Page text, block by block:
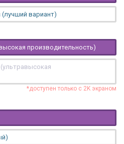
(лучший вариант)
производительность)
(ультравысокая
*доступен только с 2K экраном